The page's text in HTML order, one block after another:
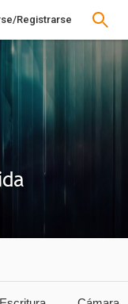
Registrarse